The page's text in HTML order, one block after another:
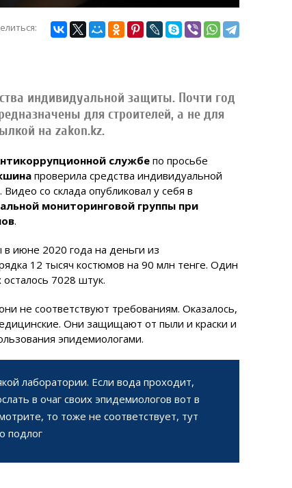
индивидуальной защиты. Почти год
для строителей, а не для
на zakon.kz.
службе по просьбе
проверила средства индивидуальной
со склада опубликовал у себя в
мониторинговой группы при
.
июне 2020 года на деньги из
12 тысяч костюмов на 90 млн тенге. Один
осталось 7028 штук.
не соответствуют требованиям. Оказалось,
Они защищают от пыли и краски и
эпидемиологами.
лаборатории. Если вода проходит,
в очаг своих эпидемиологов вот в
то тоже не соответствует, тут
подлог